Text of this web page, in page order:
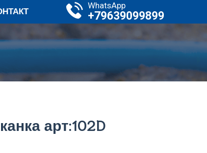
WhatsApp
+79639099899
арт:102D